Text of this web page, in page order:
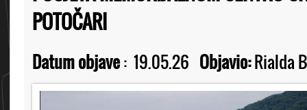
POTOČARI
Datum objave: 19.05.26 Objavio:Rialda